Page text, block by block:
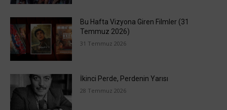
Bu Hafta Vizyona Giren Filmler (31
Temmuz 2026)
31 Temmuz 2026
İkinci Perde, Perdenin Yarısı
28 Temmuz 2026